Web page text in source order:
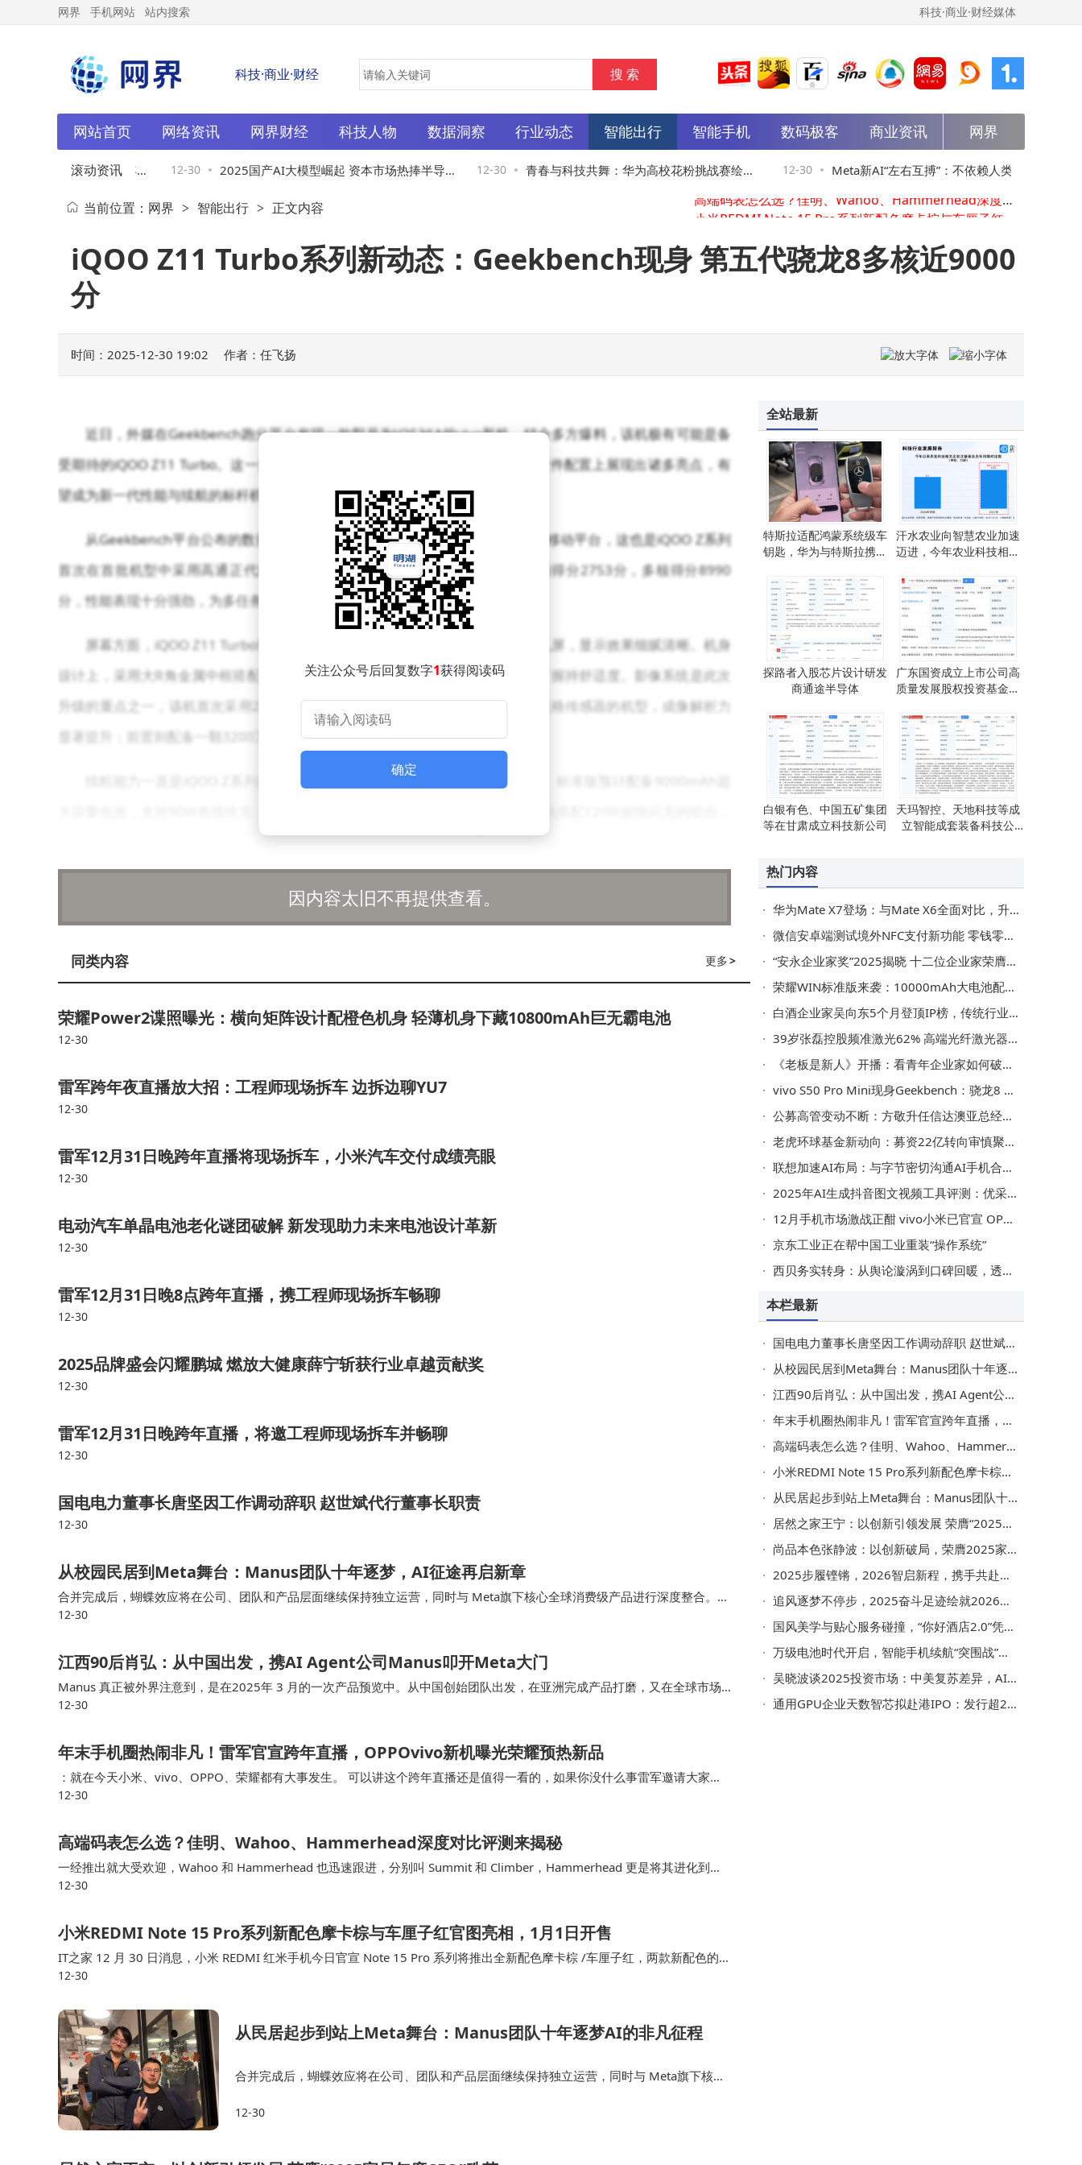
网界 手机网站 站内搜索 科技·商业·财经媒体
科技·商业·财经
网站首页 网络资讯 网界财经 科技人物 数据洞察 行业动态 智能出行 智能手机 数码极客 商业资讯 网界
滚动资讯
台：Manus团队十年逐 12-30 2025国产AI大模型崛起 资本市场热捧半导体
产业新机遇
12-30 青春与科技共舞：华为高校花粉挑战赛绘就 12-30 Meta新AI“左右互搏”：不依赖人类数据，代
码自我进化时代或将来临
追风逐梦不停步，2025奋斗足迹绘就2026智能新篇
江西90后肖弘：从中国出发，携AI Agent公司Manus叩开Meta大门
年末手机圈热闹非凡！雷军官宣跨年直播，OPPOvivo新机曝光荣耀预热新品
小米REDMI Note 15 Pro系列新配色摩卡棕与车厘子红官图亮相，1月1日开售
居然之家王宁：以创新引领发展 荣膺“2025家居年度CEO”殊荣
尚品本色张静波：以创新破局，荣膺2025家居年度CEO引领行业致远
当前位置： 网界 > 智能出行 > 正文内容
iQOO Z11 Turbo系列新动态：Geekbench现身 第五代骁龙8多核近9000
分
时间：2025-12-30 19:02 作者：任飞扬
近日，外媒在Geekbench跑分平台发现一款型号为V2536A的vivo新机，结合多方爆料，该机极有可能是备
受期待的iQOO Z11 Turbo。这一发现迅速引发科技圈的关注，因为这款新机在硬件配置上展现出诸多亮点，有
望成为新一代性能与续航的标杆机型。
从Geekbench平台公布的数据来看，iQOO Z11 Turbo确认搭载第五代骁龙8移动平台，这也是iQOO Z系列
首次在首批机型中采用高通正代旗舰SoC。在Geekbench 6.5测试中，该机单核得分2753分，多核得分8990
分，性能表现十分强劲，为多任务处理和高负载应用提供了坚实保障。
屏幕方面，iQOO Z11 Turbo将配备一块6.59英寸的1.5K分辨率LTPS中置打孔屏，显示效果细腻清晰。机身
设计上，采用大R角金属中框搭配玻璃材质后盖，不仅提升了整体质感，还兼顾了握持舒适度。影像系统是此次
升级的重点之一，该机首次采用2亿像素超高清主摄，成为品牌旗下首款搭载该规格传感器的机型，成像解析力
显著提升；前置则配备一颗3200万像素传感器，满足用户对自拍的高要求。
续航能力一直是iQOO Z系列的强项，此次iQOO Z11 Turbo系列进一步突破。标准版预计配备9000mAh超
无论是日常使用还是重度游戏场景，都能提供持久的续航支持。该系列还具备IP68与IP69级别的防尘防水能
力，可在复杂环境中稳定运行，进一步拓展了使用场景。
关注公众号后回复数字1获得阅读码
确定
因内容太旧不再提供查看。
更多>
同类内容
荣耀Power2谍照曝光：横向矩阵设计配橙色机身 轻薄机身下藏10800mAh巨无霸电池
12-30
雷军跨年夜直播放大招：工程师现场拆车 边拆边聊YU7
12-30
雷军12月31日晚跨年直播将现场拆车，小米汽车交付成绩亮眼
12-30
电动汽车单晶电池老化谜团破解 新发现助力未来电池设计革新
12-30
雷军12月31日晚8点跨年直播，携工程师现场拆车畅聊
12-30
2025品牌盛会闪耀鹏城 燃放大健康薛宁斩获行业卓越贡献奖
12-30
雷军12月31日晚跨年直播，将邀工程师现场拆车并畅聊
12-30
国电电力董事长唐坚因工作调动辞职 赵世斌代行董事长职责
12-30
从校园民居到Meta舞台：Manus团队十年逐梦，AI征途再启新章
合并完成后，蝴蝶效应将在公司、团队和产品层面继续保持独立运营，同时与 Meta旗下核心全球消费级产品进行深度整合。我
们将继续迭代产品，为用户提供超预期的服务——这是 Manus 从上线至今得以存在和发展的根…
12-30
江西90后肖弘：从中国出发，携AI Agent公司Manus叩开Meta大门
Manus 真正被外界注意到，是在2025年 3 月的一次产品预览中。从中国创始团队出发，在亚洲完成产品打磨，又在全球市场
完成商业验证，最终进入 Meta 的核心体系——Manus 的路径，或许正代表着一…
12-30
年末手机圈热闹非凡！雷军官宣跨年直播，OPPOvivo新机曝光荣耀预热新品
：就在今天小米、vivo、OPPO、荣耀都有大事发生。 可以讲这个跨年直播还是值得一看的，如果你没什么事雷军邀请大家一
起来聊聊。再有就是行业人士给出了第三方小米17 Ultra的首销数据，这个数据没有确切的…
12-30
高端码表怎么选？佳明、Wahoo、Hammerhead深度对比评测来揭秘
一经推出就大受欢迎，Wahoo 和 Hammerhead 也迅速跟进，分别叫 Summit 和 Climber，Hammerhead 更是将其进化到不
需要加载路线就可以启动，码表会根据你的位置匹配地图信息，…
12-30
小米REDMI Note 15 Pro系列新配色摩卡棕与车厘子红官图亮相，1月1日开售
IT之家 12 月 30 日消息，小米 REDMI 红米手机今日官宣 Note 15 Pro 系列将推出全新配色摩卡棕 /车厘子红，两款新配色的外
观细节已公布，将在 1 月 1 日 10 点准时开售。 RE…
12-30
从民居起步到站上Meta舞台：Manus团队十年逐梦AI的非凡征程
合并完成后，蝴蝶效应将在公司、团队和产品层面继续保持独立运营，同时与 Meta旗下核心
nus 从上线至今得以存在和发展的根…
12-30
全站最新
特斯拉适配鸿蒙系统级车
钥匙，华为与特斯拉携手
汗水农业向智慧农业加速
迈进，今年农业科技相关
探路者入股芯片设计研发
商通途半导体
广东国资成立上市公司高
质量发展股权投资基金，
白银有色、中国五矿集团
等在甘肃成立科技新公司
天玛智控、天地科技等成
立智能成套装备科技公
热门内容
华为Mate X7登场：与Mate X6全面对比，升级亮点究竟几何？
微信安卓端测试境外NFC支付新功能 零钱零钱通付款更便捷
“安永企业家奖”2025揭晓 十二位企业家荣膺殊荣共赴新征程
荣耀WIN标准版来袭：10000mAh大电池配骁龙8至尊，两千档性能续航新标杆！
白酒企业家吴向东5个月登顶IP榜，传统行业短视频破局新样本
39岁张磊控股频准激光62% 高端光纤激光器领域营收净利双增长
《老板是新人》开播：看青年企业家如何破局传承与创新“大考”
vivo S50 Pro Mini现身Geekbench：骁龙8 Gen5加持 多核性能飙至9344
公募高管变动不断：方敬升任信达澳亚总经理 何琨走马上任红土创新董事长
老虎环球基金新动向：募资22亿转向审慎聚焦，押注人工智能领域
联想加速AI布局：与字节密切沟通AI手机合作，AI终端营收占比大涨
2025年AI生成抖音图文视频工具评测：优采云凭全流程自动化与合规性领先
12月手机市场激战正酣 vivo小米已官宣 OPPO荣耀会否跟进？
京东工业正在帮中国工业重装“操作系统”
西贝务实转身：从舆论漩涡到口碑回暖，透明化举措赢回信任
本栏最新
国电电力董事长唐坚因工作调动辞职 赵世斌代行董事长职责
从校园民居到Meta舞台：Manus团队十年逐梦，AI征途再启新章
江西90后肖弘：从中国出发，携AI Agent公司Manus叩开Meta大门
年末手机圈热闹非凡！雷军官宣跨年直播，OPPOvivo新机曝光荣耀预热新品
高端码表怎么选？佳明、Wahoo、Hammerhead深度对比评测来揭秘
小米REDMI Note 15 Pro系列新配色摩卡棕与车厘子红官图亮相，1月1日开售
从民居起步到站上Meta舞台：Manus团队十年逐梦AI的非凡征程
居然之家王宁：以创新引领发展 荣膺“2025家居年度CEO”殊荣
尚品本色张静波：以创新破局，荣膺2025家居年度CEO引领行业致远
2025步履铿锵，2026智启新程，携手共赴智能化变革新征程！
追风逐梦不停步，2025奋斗足迹绘就2026智能新篇
国风美学与贴心服务碰撞，“你好酒店2.0”凭实力圈粉无数
万级电池时代开启，智能手机续航“突围战”从硬件迈向生态
吴晓波谈2025投资市场：中美复苏差异，AI时代创业与挑战并存
通用GPU企业天数智芯拟赴港IPO：发行超2500万股，三年半累计亏损28.72亿